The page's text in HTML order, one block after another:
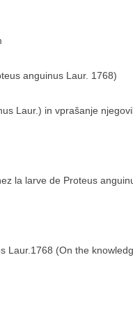
anguinus Laur. 1768)
Laur.) in vprašanje
la larve de Proteus
Laur.1768 (On the